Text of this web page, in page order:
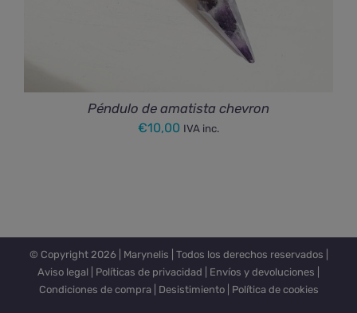
Péndulo de amatista chevron
€10,00 IVA inc.
© Copyright 2026 | Marynelis | Todos los derechos reservados |
Aviso legal
Políticas de privacidad Envíos y devoluciones
Condiciones de compra| Desistimiento| Política de cookies